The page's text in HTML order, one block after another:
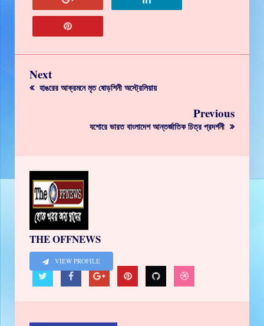
Next
হাঙরের আক্রমনে মৃত ষোড়শিনী অস্ট্রেলিয়ায়
Previous
যশোরে ভারত বাংলাদেশ আন্তর্জাতিক চিত্র প্রদর্শনী
THE OFFNEWS
VIEW PROFILE